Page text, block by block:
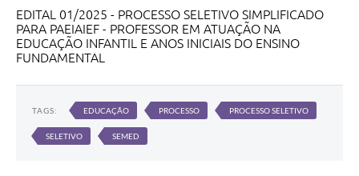
EDITAL 01/2025 - PROCESSO SELETIVO SIMPLIFICADO
PARA PAEIAIEF - PROFESSOR EM ATUAÇÃO NA
EDUCAÇÃO INFANTIL E ANOS INICIAIS DO ENSINO
FUNDAMENTAL
TAGS: EDUCAÇÃO PROCESSO PROCESSO SELETIVO
SELETIVO SEMED